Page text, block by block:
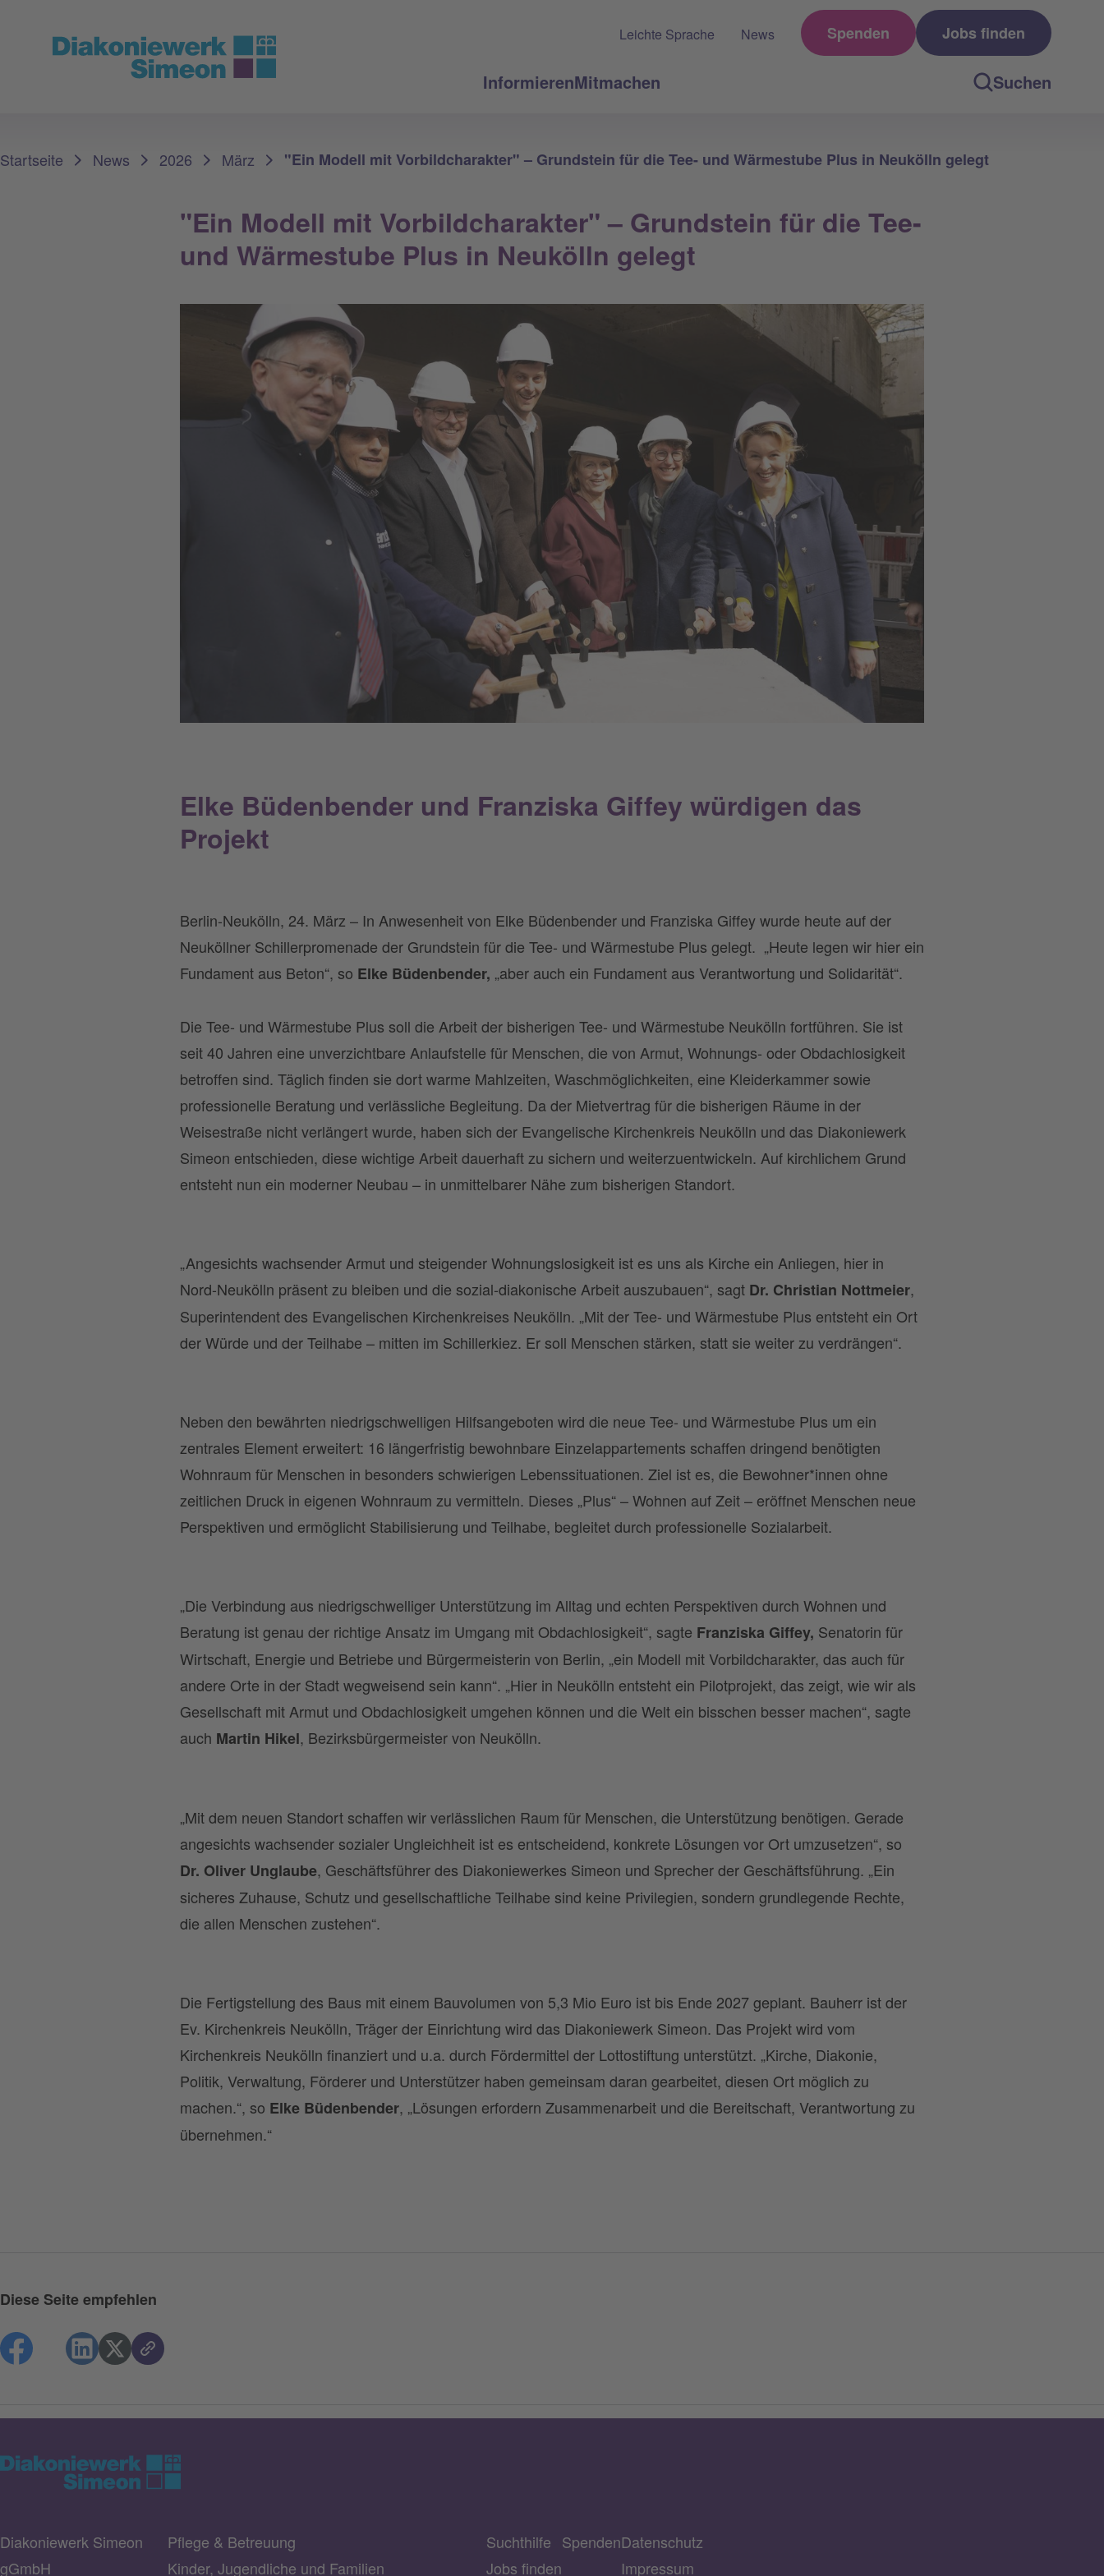
InformierenMitmachen Suchen
Leichte Sprache News Spenden Jobs finden
Startseite News 2026 März "Ein Modell mit Vorbildcharakter" – Grundstein für die Tee- und Wärmestube Plus in Neukölln gelegt
"Ein Modell mit Vorbildcharakter" – Grundstein für die Tee-
und Wärmestube Plus in Neukölln gelegt
Elke Büdenbender und Franziska Giffey würdigen das
Projekt
Berlin-Neukölln, 24. März – In Anwesenheit von Elke Büdenbender und Franziska Giffey wurde heute auf der
Neuköllner Schillerpromenade der Grundstein für die Tee- und Wärmestube Plus gelegt. „Heute legen wir hier ein
Fundament aus Beton“, so Elke Büdenbender, „aber auch ein Fundament aus Verantwortung und Solidarität“.
Die Tee- und Wärmestube Plus soll die Arbeit der bisherigen Tee- und Wärmestube Neukölln fortführen. Sie ist
seit 40 Jahren eine unverzichtbare Anlaufstelle für Menschen, die von Armut, Wohnungs- oder Obdachlosigkeit
betroffen sind. Täglich finden sie dort warme Mahlzeiten, Waschmöglichkeiten, eine Kleiderkammer sowie
professionelle Beratung und verlässliche Begleitung. Da der Mietvertrag für die bisherigen Räume in der
Weisestraße nicht verlängert wurde, haben sich der Evangelische Kirchenkreis Neukölln und das Diakoniewerk
Simeon entschieden, diese wichtige Arbeit dauerhaft zu sichern und weiterzuentwickeln. Auf kirchlichem Grund
entsteht nun ein moderner Neubau – in unmittelbarer Nähe zum bisherigen Standort.
„Angesichts wachsender Armut und steigender Wohnungslosigkeit ist es uns als Kirche ein Anliegen, hier in
Nord-Neukölln präsent zu bleiben und die sozial-diakonische Arbeit auszubauen“, sagt Dr. Christian Nottmeier,
Superintendent des Evangelischen Kirchenkreises Neukölln. „Mit der Tee- und Wärmestube Plus entsteht ein Ort
der Würde und der Teilhabe – mitten im Schillerkiez. Er soll Menschen stärken, statt sie weiter zu verdrängen“.
Neben den bewährten niedrigschwelligen Hilfsangeboten wird die neue Tee- und Wärmestube Plus um ein
zentrales Element erweitert: 16 längerfristig bewohnbare Einzelappartements schaffen dringend benötigten
Wohnraum für Menschen in besonders schwierigen Lebenssituationen. Ziel ist es, die Bewohner*innen ohne
zeitlichen Druck in eigenen Wohnraum zu vermitteln. Dieses „Plus“ – Wohnen auf Zeit – eröffnet Menschen neue
Perspektiven und ermöglicht Stabilisierung und Teilhabe, begleitet durch professionelle Sozialarbeit.
„Die Verbindung aus niedrigschwelliger Unterstützung im Alltag und echten Perspektiven durch Wohnen und
Beratung ist genau der richtige Ansatz im Umgang mit Obdachlosigkeit“, sagte Franziska Giffey, Senatorin für
Wirtschaft, Energie und Betriebe und Bürgermeisterin von Berlin, „ein Modell mit Vorbildcharakter, das auch für
andere Orte in der Stadt wegweisend sein kann“. „Hier in Neukölln entsteht ein Pilotprojekt, das zeigt, wie wir als
Gesellschaft mit Armut und Obdachlosigkeit umgehen können und die Welt ein bisschen besser machen“, sagte
auch Martin Hikel, Bezirksbürgermeister von Neukölln.
„Mit dem neuen Standort schaffen wir verlässlichen Raum für Menschen, die Unterstützung benötigen. Gerade
angesichts wachsender sozialer Ungleichheit ist es entscheidend, konkrete Lösungen vor Ort umzusetzen“, so
Dr. Oliver Unglaube, Geschäftsführer des Diakoniewerkes Simeon und Sprecher der Geschäftsführung. „Ein
sicheres Zuhause, Schutz und gesellschaftliche Teilhabe sind keine Privilegien, sondern grundlegende Rechte,
die allen Menschen zustehen“.
Die Fertigstellung des Baus mit einem Bauvolumen von 5,3 Mio Euro ist bis Ende 2027 geplant. Bauherr ist der
Ev. Kirchenkreis Neukölln, Träger der Einrichtung wird das Diakoniewerk Simeon. Das Projekt wird vom
Kirchenkreis Neukölln finanziert und u.a. durch Fördermittel der Lottostiftung unterstützt. „Kirche, Diakonie,
Politik, Verwaltung, Förderer und Unterstützer haben gemeinsam daran gearbeitet, diesen Ort möglich zu
machen.“, so Elke Büdenbender, „Lösungen erfordern Zusammenarbeit und die Bereitschaft, Verantwortung zu
übernehmen.“
Diese Seite empfehlen
Diakoniewerk Simeon
gGmbH
Pflege & Betreuung
Kinder, Jugendliche und Familien
Suchthilfe
Jobs finden
SpendenDatenschutz
Impressum